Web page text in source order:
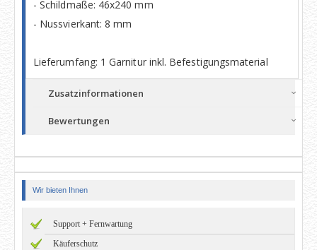
- Schildmaße: 46x240 mm
- Nussvierkant: 8 mm
Lieferumfang: 1 Garnitur inkl. Befestigungsmaterial
Zusatzinformationen
Bewertungen
Wir bieten Ihnen
Support + Fernwartung
Käuferschutz